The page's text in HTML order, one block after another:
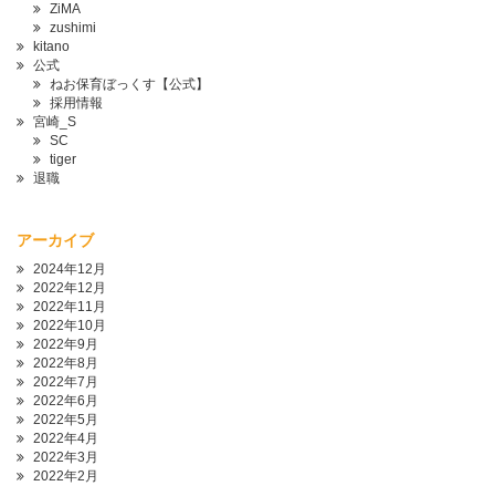
ZiMA
zushimi
kitano
公式
ねお保育ぼっくす【公式】
採用情報
宮崎_S
SC
tiger
退職
アーカイブ
2024年12月
2022年12月
2022年11月
2022年10月
2022年9月
2022年8月
2022年7月
2022年6月
2022年5月
2022年4月
2022年3月
2022年2月